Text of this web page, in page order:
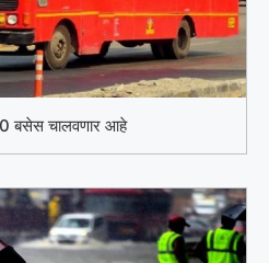
बसेस चालवणार आहे